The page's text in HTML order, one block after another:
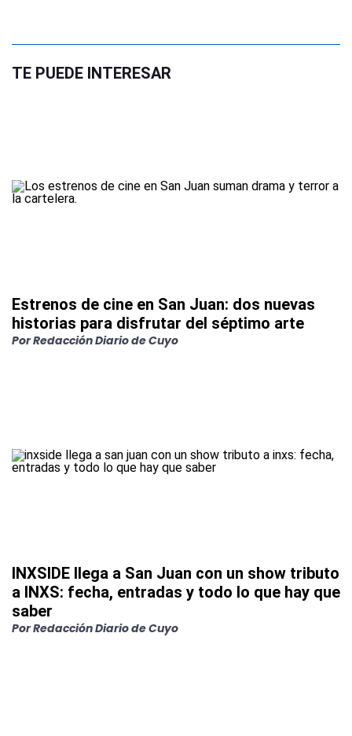
TE PUEDE INTERESAR
Estrenos de cine en San Juan: dos nuevas
historias para disfrutar del séptimo arte
PorRedacción Diario de Cuyo
INXSIDE llega a San Juan con un show tributo
a INXS: fecha, entradas y todo lo que hay que
saber
PorRedacción Diario de Cuyo